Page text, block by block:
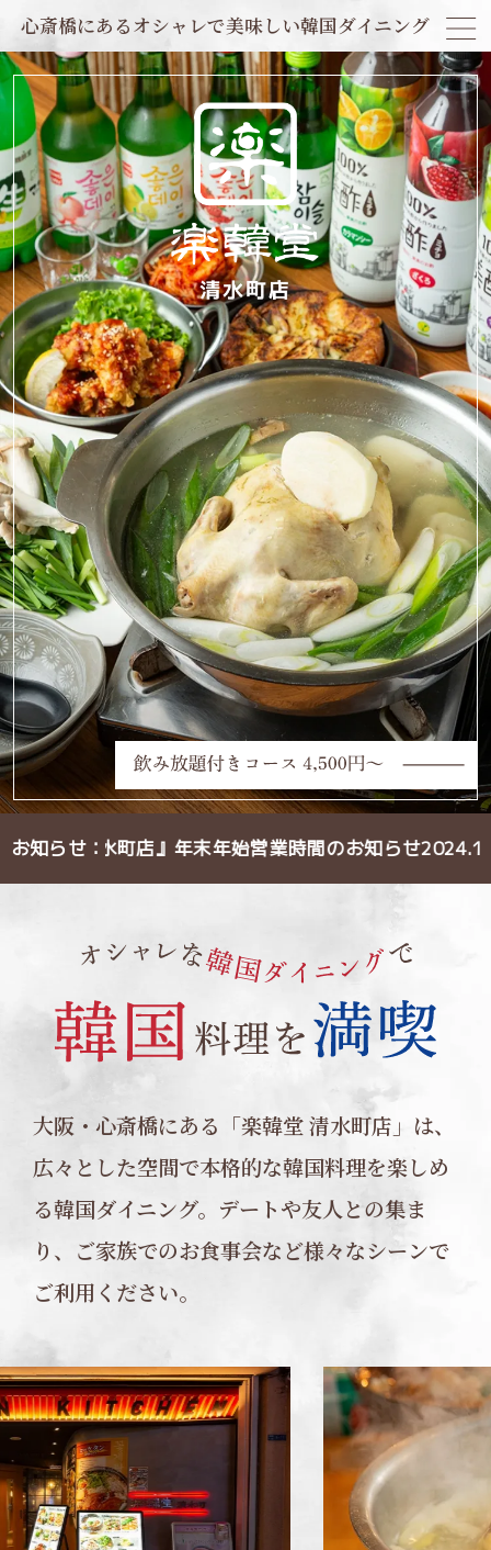
心斎橋にあるオシャレで美味しい韓国ダイニング
お知らせ：
韓堂 清水町店』年末年始営業時間のお知らせ
大阪・心斎橋にある「楽韓堂 清水町店」は、
広々とした空間で本格的な韓国料理を楽しめ
る韓国ダイニング。 デートや友人との集ま
り、ご家族でのお食事会など様々なシーンで
ご利用ください。